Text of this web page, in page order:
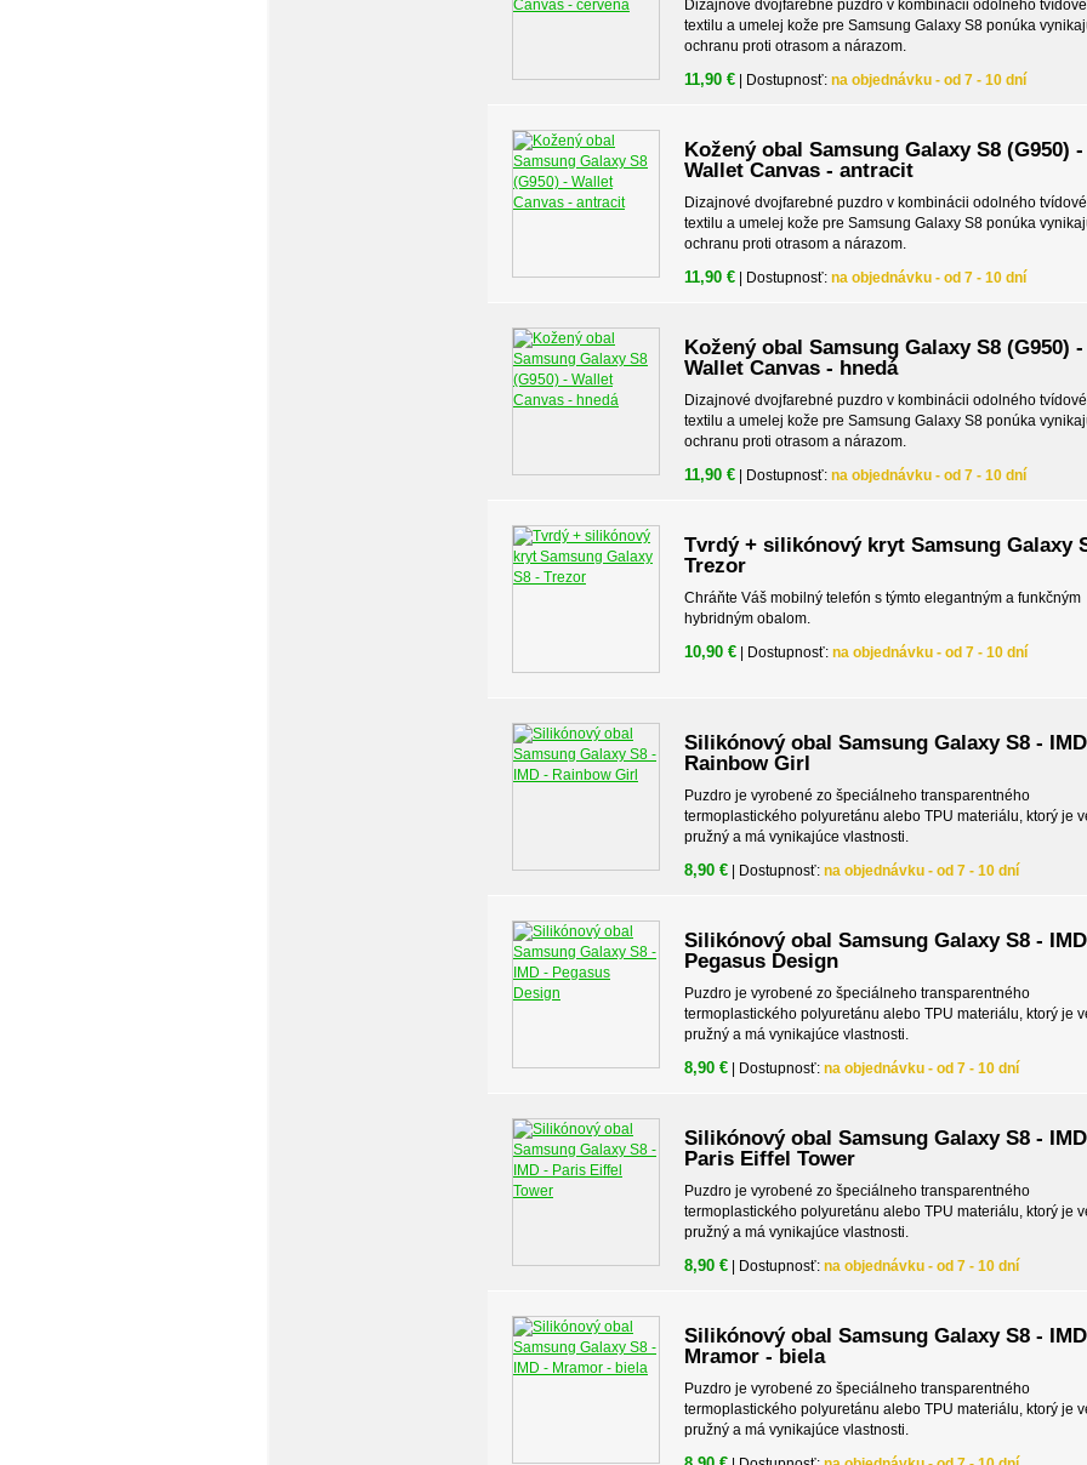
Dizajnové dvojfarebné puzdro v kombinácii odolného
textilu a umelej kože pre Samsung Galaxy S8 ponúka
ochranu proti otrasom a nárazom.
11,90 € | Dostupnosť: na objednávku - od 7 - 10 dní
Kožený obal Samsung Galaxy S8 (G950) -
Wallet Canvas - antracit
Dizajnové dvojfarebné puzdro v kombinácii odolného
textilu a umelej kože pre Samsung Galaxy S8 ponúka
ochranu proti otrasom a nárazom.
11,90 € | Dostupnosť: na objednávku - od 7 - 10 dní
Kožený obal Samsung Galaxy S8 (G950) -
Wallet Canvas - hnedá
Dizajnové dvojfarebné puzdro v kombinácii odolného
textilu a umelej kože pre Samsung Galaxy S8 ponúka
ochranu proti otrasom a nárazom.
11,90 € | Dostupnosť: na objednávku - od 7 - 10 dní
Tvrdý + silikónový kryt Samsung Galaxy
Trezor
Chráňte Váš mobilný telefón s týmto elegantným a funkčným
hybridným obalom.
10,90 € | Dostupnosť: na objednávku - od 7 - 10 dní
Silikónový obal Samsung Galaxy S8 -
Rainbow Girl
Puzdro je vyrobené zo špeciálneho transparentného
termoplastického polyuretánu alebo TPU materiálu, ktorý je
pružný a má vynikajúce vlastnosti.
8,90 € | Dostupnosť: na objednávku - od 7 - 10 dní
Silikónový obal Samsung Galaxy S8 -
Pegasus Design
Puzdro je vyrobené zo špeciálneho transparentného
termoplastického polyuretánu alebo TPU materiálu, ktorý je
pružný a má vynikajúce vlastnosti.
8,90 € | Dostupnosť: na objednávku - od 7 - 10 dní
Silikónový obal Samsung Galaxy S8 -
Paris Eiffel Tower
Puzdro je vyrobené zo špeciálneho transparentného
termoplastického polyuretánu alebo TPU materiálu, ktorý je
pružný a má vynikajúce vlastnosti.
8,90 € | Dostupnosť: na objednávku - od 7 - 10 dní
Silikónový obal Samsung Galaxy S8 -
Mramor - biela
Puzdro je vyrobené zo špeciálneho transparentného
termoplastického polyuretánu alebo TPU materiálu, ktorý je
pružný a má vynikajúce vlastnosti.